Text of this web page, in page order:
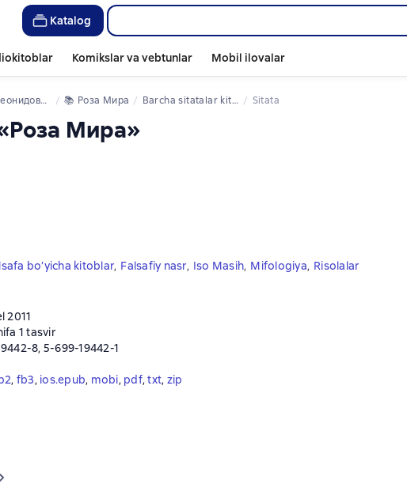
Katalog
Komikslar va vebtunlar Mobil ilovalar
Андреев 📚 Роза Мира Barcha sitatalar kitoblardan Sitata
Мира»
bo’yicha kitoblar, Falsafiy nasr, Iso Masih, Mifologiya, Risolalar
2011
1 tasvir
8, 5-699-19442-1
, fb3, ios.epub, mobi, pdf, txt, zip